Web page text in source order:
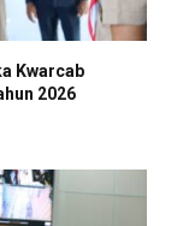
Kwarcab
2026